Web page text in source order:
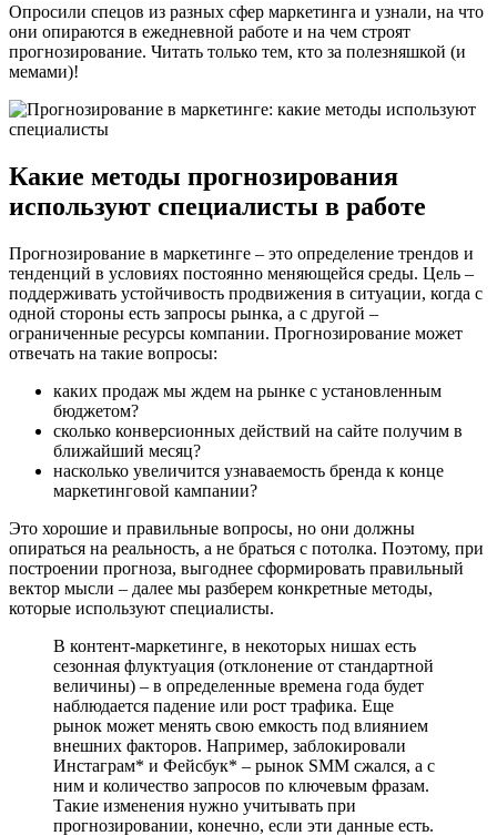
Опросили спецов из разных сфер маркетинга и узнали, на что
они опираются в ежедневной работе и на чем строят
прогнозирование. Читать только тем, кто за полезняшкой (и
мемами)!
Какие методы прогнозирования
используют специалисты в работе
Прогнозирование в маркетинге – это определение трендов и
тенденций в условиях постоянно меняющейся среды. Цель –
поддерживать устойчивость продвижения в ситуации, когда с
одной стороны есть запросы рынка, а с другой –
ограниченные ресурсы компании. Прогнозирование может
отвечать на такие вопросы:
каких продаж мы ждем на рынке с установленным
бюджетом?
сколько конверсионных действий на сайте получим в
ближайший месяц?
насколько увеличится узнаваемость бренда к конце
маркетинговой кампании?
Это хорошие и правильные вопросы, но они должны
опираться на реальность, а не браться с потолка. Поэтому, при
построении прогноза, выгоднее сформировать правильный
вектор мысли – далее мы разберем конкретные методы,
которые используют специалисты.
В контент-маркетинге, в некоторых нишах есть
сезонная флуктуация (отклонение от стандартной
величины) – в определенные времена года будет
наблюдается падение или рост трафика. Еще
рынок может менять свою емкость под влиянием
внешних факторов. Например, заблокировали
Инстаграм* и Фейсбук* – рынок SMM сжался, а с
ним и количество запросов по ключевым фразам.
Такие изменения нужно учитывать при
прогнозировании, конечно, если эти данные есть.